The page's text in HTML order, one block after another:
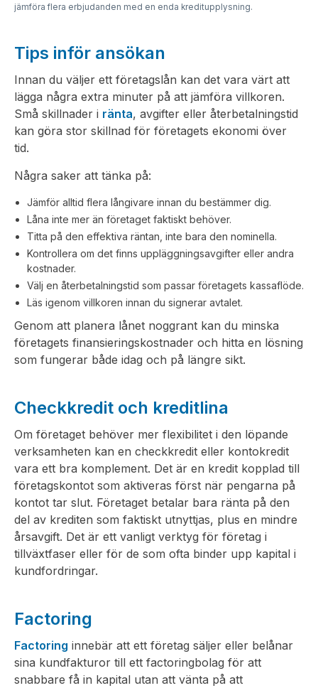
jämföra flera erbjudanden med en enda kreditupplysning.
Tips inför ansökan
Innan du väljer ett företagslån kan det vara värt att
lägga några extra minuter på att jämföra villkoren.
Små skillnader i ränta, avgifter eller återbetalningstid
kan göra stor skillnad för företagets ekonomi över
tid.
Några saker att tänka på:
Jämför alltid flera långivare innan du bestämmer dig.
Låna inte mer än företaget faktiskt behöver.
Titta på den effektiva räntan, inte bara den nominella.
Kontrollera om det finns uppläggningsavgifter eller andra
kostnader.
Välj en återbetalningstid som passar företagets kassaflöde.
Läs igenom villkoren innan du signerar avtalet.
Genom att planera lånet noggrant kan du minska
företagets finansieringskostnader och hitta en lösning
som fungerar både idag och på längre sikt.
Checkkredit och kreditlina
Om företaget behöver mer flexibilitet i den löpande
verksamheten kan en checkkredit eller kontokredit
vara ett bra komplement. Det är en kredit kopplad till
företagskontot som aktiveras först när pengarna på
kontot tar slut. Företaget betalar bara ränta på den
del av krediten som faktiskt utnyttjas, plus en mindre
årsavgift. Det är ett vanligt verktyg för företag i
tillväxtfaser eller för de som ofta binder upp kapital i
kundfordringar.
Factoring
Factoring innebär att ett företag säljer eller belånar
sina kundfakturor till ett factoringbolag för att
snabbare få in kapital utan att vänta på att